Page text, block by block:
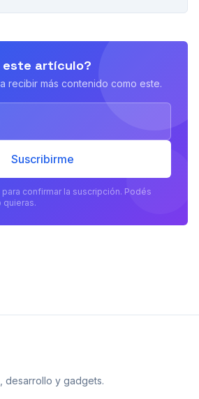
este artículo?
recibir más contenido como este.
Suscribirme
para confirmar la suscripción. Podés
quieras.
desarrollo y gadgets.